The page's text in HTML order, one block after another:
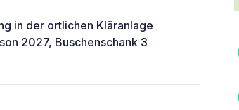
in der ortlichen Kläranlage
2027, Buschenschank 3